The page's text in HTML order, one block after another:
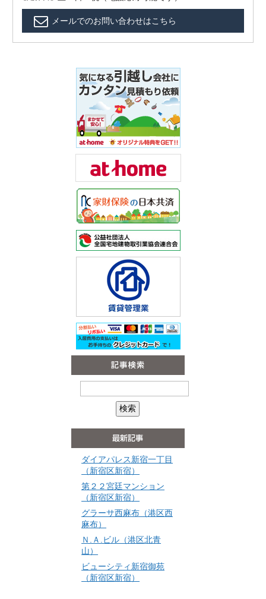
メールでのお問い合わせはこちら
ダイアパレス新宿一丁目
（新宿区新宿）
第２２宮廷マンション
（新宿区新宿）
グラーサ西麻布（港区西
麻布）
Ｎ.Ａ.ビル（港区北青
山）
ビューシティ新宿御苑
（新宿区新宿）